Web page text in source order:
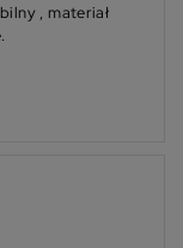
, materiał